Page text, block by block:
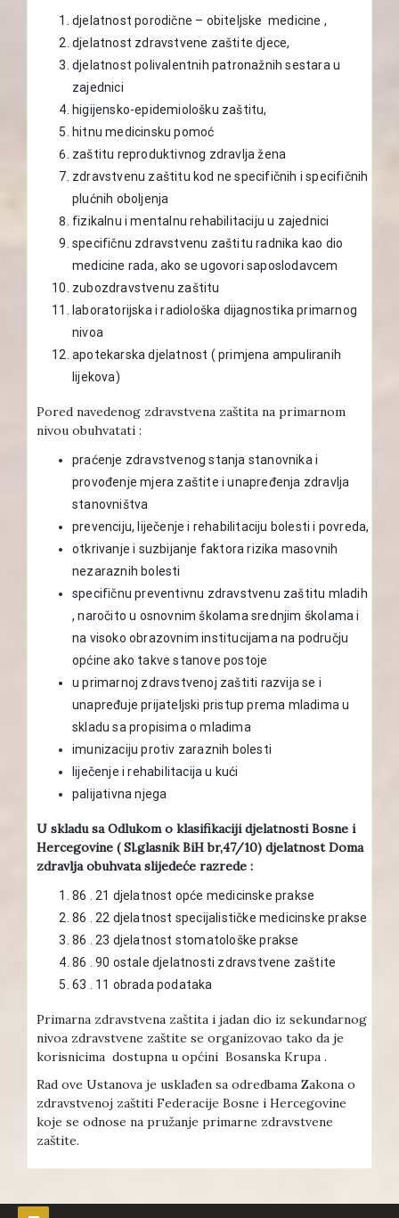
djelatnost porodične – obiteljske medicine ,
djelatnost zdravstvene zaštite djece,
djelatnost polivalentnih patronažnih sestara u
zajednici
higijensko-epidemiološku zaštitu,
hitnu medicinsku pomoć
zaštitu reproduktivnog zdravlja žena
zdravstvenu zaštitu kod ne specifičnih i specifičnih
plućnih oboljenja
fizikalnu i mentalnu rehabilitaciju u zajednici
specifičnu zdravstvenu zaštitu radnika kao dio
medicine rada, ako se ugovori saposlodavcem
zubozdravstvenu zaštitu
laboratorijska i radiološka dijagnostika primarnog
nivoa
apotekarska djelatnost ( primjena ampuliranih
lijekova)
Pored navedenog zdravstvena zaštita na primarnom
nivou obuhvatati :
praćenje zdravstvenog stanja stanovnika i
provođenje mjera zaštite i unapređenja zdravlja
stanovništva
prevenciju, liječenje i rehabilitaciju bolesti i povreda,
otkrivanje i suzbijanje faktora rizika masovnih
nezaraznih bolesti
specifičnu preventivnu zdravstvenu zaštitu mladih
, naročito u osnovnim školama srednjim školama i
na visoko obrazovnim institucijama na području
općine ako takve stanove postoje
u primarnoj zdravstvenoj zaštiti razvija se i
unapređuje prijateljski pristup prema mladima u
skladu sa propisima o mladima
imunizaciju protiv zaraznih bolesti
liječenje i rehabilitacija u kući
palijativna njega
U skladu sa Odlukom o klasifikaciji djelatnosti Bosne i
Hercegovine ( Sl.glasnik BiH br,47/10) djelatnost Doma
zdravlja obuhvata slijedeće razrede :
86 . 21 djelatnost opće medicinske prakse
86 . 22 djelatnost specijalističke medicinske prakse
86 . 23 djelatnost stomatološke prakse
86 . 90 ostale djelatnosti zdravstvene zaštite
63 . 11 obrada podataka
Primarna zdravstvena zaštita i jadan dio iz sekundarnog
nivoa zdravstvene zaštite se organizovao tako da je
korisnicima dostupna u općini Bosanska Krupa .
Rad ove Ustanova je usklađen sa odredbama Zakona o
zdravstvenoj zaštiti Federacije Bosne i Hercegovine
koje se odnose na pružanje primarne zdravstvene
zaštite.